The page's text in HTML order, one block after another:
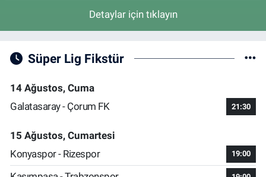
Detaylar için tıklayın
Süper Lig Fikstür
14 Ağustos, Cuma
Galatasaray - Çorum FK
21:30
15 Ağustos, Cumartesi
Konyaspor - Rizespor
19:00